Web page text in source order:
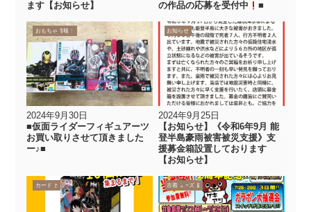
ます【お知らせ】 の作品の応募を受付中 ■
買取りました！
イベント情報
お知らせ
おもちゃ
2024年9月30日
■仮面ライダーフィギュアーツ
お買い取りさせて頂きました
ー♪■
お知らせ
2024年9月25日
【お知らせ】《令和6年9月 能
登半島豪雨被害被災支援》支
援募金箱設置しております
【お知らせ】
new
買取情報
お知らせ
カード new
イベント情報
お知らせ
おもちゃ
アミューズ
カード
ガチャ
ゲーム
古着